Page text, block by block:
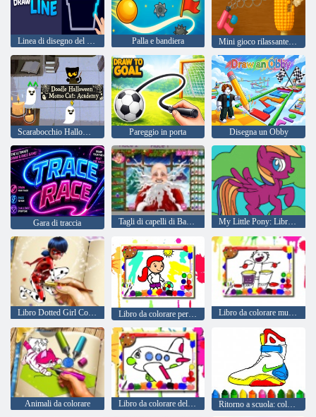
Linea di disegno del cervello Palla e bandiera Mini gioco rilassante ASMR
Scarabocchio Halloween Momo Gatto: Accademia Pareggio in porta Disegna un Obby
Gara di traccia Tagli di capelli di Babbo Natale reale My Little Pony: Libro da colorare
Libro Dotted Girl Coloring Libro da colorare per il calcio Libro da colorare musicale
Animali da colorare Libro da colorare dell'aeroplano Ritorno a scuola: colorazione delle scarpe